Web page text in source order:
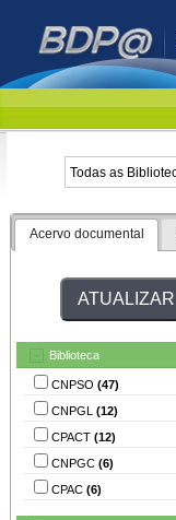
Acervo documental
Biblioteca
CNPSO (47)
CNPGL (12)
CPACT (12)
CNPGC (6)
CPAC (6)